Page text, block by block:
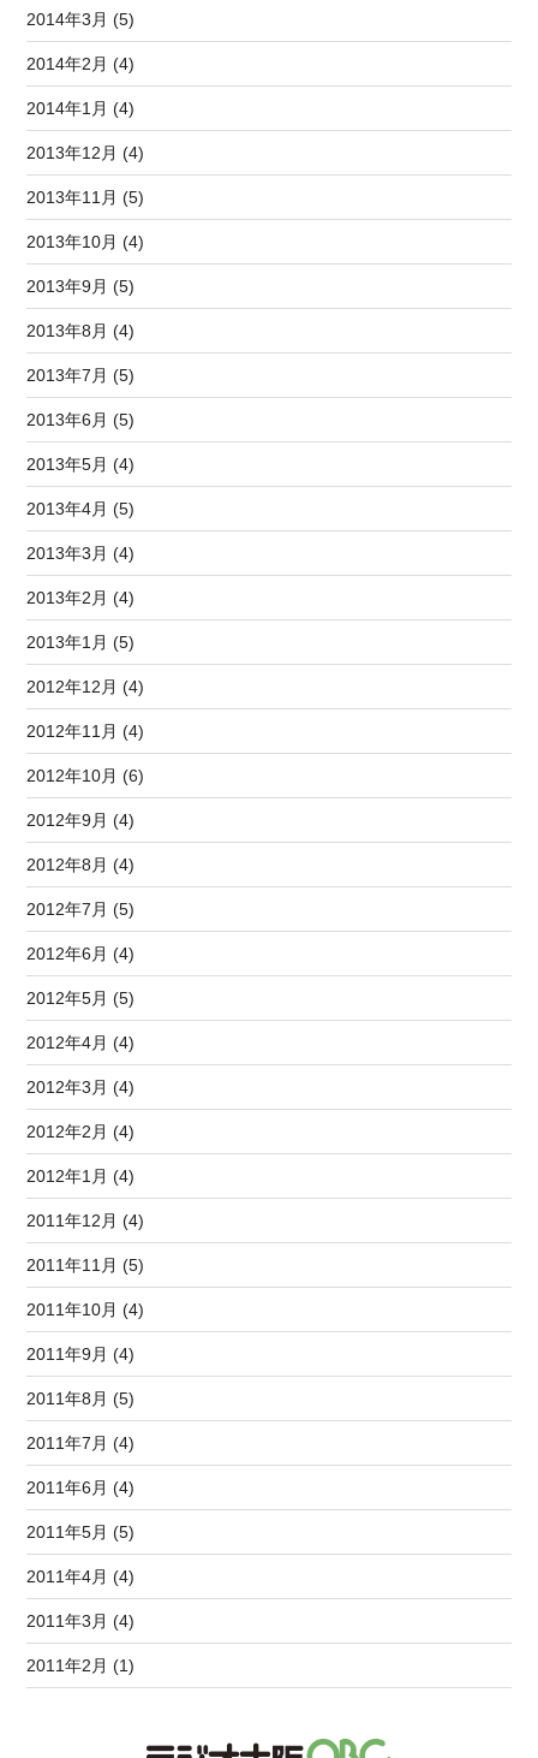
2014年3月 (5)
2014年2月 (4)
2014年1月 (4)
2013年12月 (4)
2013年11月 (5)
2013年10月 (4)
2013年9月 (5)
2013年8月 (4)
2013年7月 (5)
2013年6月 (5)
2013年5月 (4)
2013年4月 (5)
2013年3月 (4)
2013年2月 (4)
2013年1月 (5)
2012年12月 (4)
2012年11月 (4)
2012年10月 (6)
2012年9月 (4)
2012年8月 (4)
2012年7月 (5)
2012年6月 (4)
2012年5月 (5)
2012年4月 (4)
2012年3月 (4)
2012年2月 (4)
2012年1月 (4)
2011年12月 (4)
2011年11月 (5)
2011年10月 (4)
2011年9月 (4)
2011年8月 (5)
2011年7月 (4)
2011年6月 (4)
2011年5月 (5)
2011年4月 (4)
2011年3月 (4)
2011年2月 (1)